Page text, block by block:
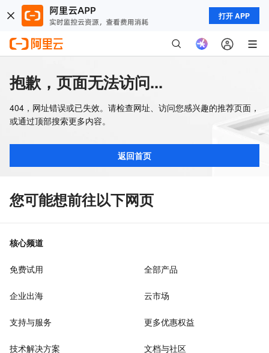
打开 APP
抱歉，页面无法访问...
404，网址错误或已失效。请检查网址、访问您感兴趣的推荐页面，
或通过顶部搜索更多内容。
返回首页
您可能想前往以下网页
核心频道
免费试用 全部产品
企业出海 云市场
支持与服务 更多优惠权益
技术解决方案 文档与社区